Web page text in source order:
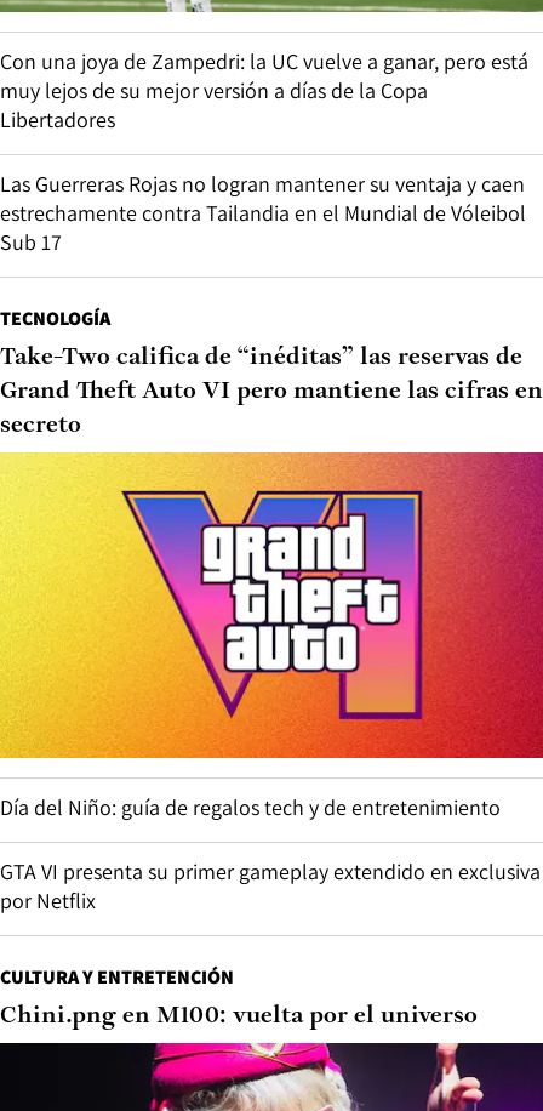
Con una joya de Zampedri: la UC vuelve a ganar, pero está
muy lejos de su mejor versión a días de la Copa
Libertadores
Las Guerreras Rojas no logran mantener su ventaja y caen
estrechamente contra Tailandia en el Mundial de Vóleibol
Sub 17
TECNOLOGÍA
Take-Two califica de “inéditas” las reservas de
Grand Theft Auto VI pero mantiene las cifras en
secreto
Día del Niño: guía de regalos tech y de entretenimiento
GTA VI presenta su primer gameplay extendido en exclusiva
por Netflix
CULTURA Y ENTRETENCIÓN
Chini.png en M100: vuelta por el universo